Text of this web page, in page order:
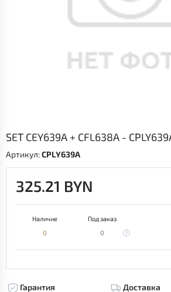
SET CEY639A + CFL638A -
Артикул:CPLY639A
325.21 BYN
Наличие Под заказ
0
0
Гарантия Доставка